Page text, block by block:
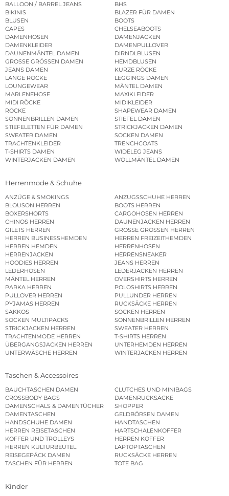
BALLOON / BARREL JEANS
BHS
BIKINIS
BLAZER FÜR DAMEN
BLUSEN
BOOTS
CAPES
CHELSEABOOTS
DAMENHOSEN
DAMENJACKEN
DAMENKLEIDER
DAMENPULLOVER
DAUNENMÄNTEL DAMEN
DIRNDLBLUSEN
GROSSE GRÖSSEN DAMEN
HEMDBLUSEN
JEANS DAMEN
KURZE RÖCKE
LANGE RÖCKE
LEGGINGS DAMEN
LOUNGEWEAR
MÄNTEL DAMEN
MARLENEHOSE
MAXIKLEIDER
MIDI RÖCKE
MIDIKLEIDER
RÖCKE
SHAPEWEAR DAMEN
SONNENBRILLEN DAMEN
STIEFEL DAMEN
STIEFELETTEN FÜR DAMEN
STRICKJACKEN DAMEN
SWEATER DAMEN
SOCKEN DAMEN
TRACHTENKLEIDER
TRENCHCOATS
T-SHIRTS DAMEN
WIDELEG JEANS
WINTERJACKEN DAMEN
WOLLMÄNTEL DAMEN
Herrenmode & Schuhe
ANZÜGE & SMOKINGS
ANZUGSSCHUHE HERREN
BLOUSON HERREN
BOOTS HERREN
BOXERSHORTS
CARGOHOSEN HERREN
CHINOS HERREN
DAUNENJACKEN HERREN
GILETS HERREN
GROSSE GRÖSSEN HERREN
HERREN BUSINESSHEMDEN
HERREN FREIZEITHEMDEN
HERREN HEMDEN
HERRENHOSEN
HERRENJACKEN
HERRENSNEAKER
HOODIES HERREN
JEANS HERREN
LEDERHOSEN
LEDERJACKEN HERREN
MÄNTEL HERREN
OVERSHIRTS HERREN
PARKA HERREN
POLOSHIRTS HERREN
PULLOVER HERREN
PULLUNDER HERREN
PYJAMAS HERREN
RUCKSÄCKE HERREN
SAKKOS
SOCKEN HERREN
SOCKEN MULTIPACKS
SONNENBRILLEN HERREN
STRICKJACKEN HERREN
SWEATER HERREN
TRACHTENMODE HERREN
T-SHIRTS HERREN
ÜBERGANGSJACKEN HERREN
UNTERHEMDEN HERREN
UNTERWÄSCHE HERREN
WINTERJACKEN HERREN
Taschen & Accessoires
BAUCHTASCHEN DAMEN
CLUTCHES UND MINIBAGS
CROSSBODY BAGS
DAMENRUCKSÄCKE
DAMENSCHALS & DAMENTÜCHER
SHOPPER
DAMENTASCHEN
GELDBÖRSEN DAMEN
HANDSCHUHE DAMEN
HANDTASCHEN
HERREN REISETASCHEN
HARTSCHALENKOFFER
KOFFER UND TROLLEYS
HERREN KOFFER
HERREN KULTURBEUTEL
LAPTOPTASCHEN
REISEGEPÄCK DAMEN
RUCKSÄCKE HERREN
TASCHEN FÜR HERREN
TOTE BAG
Kinder